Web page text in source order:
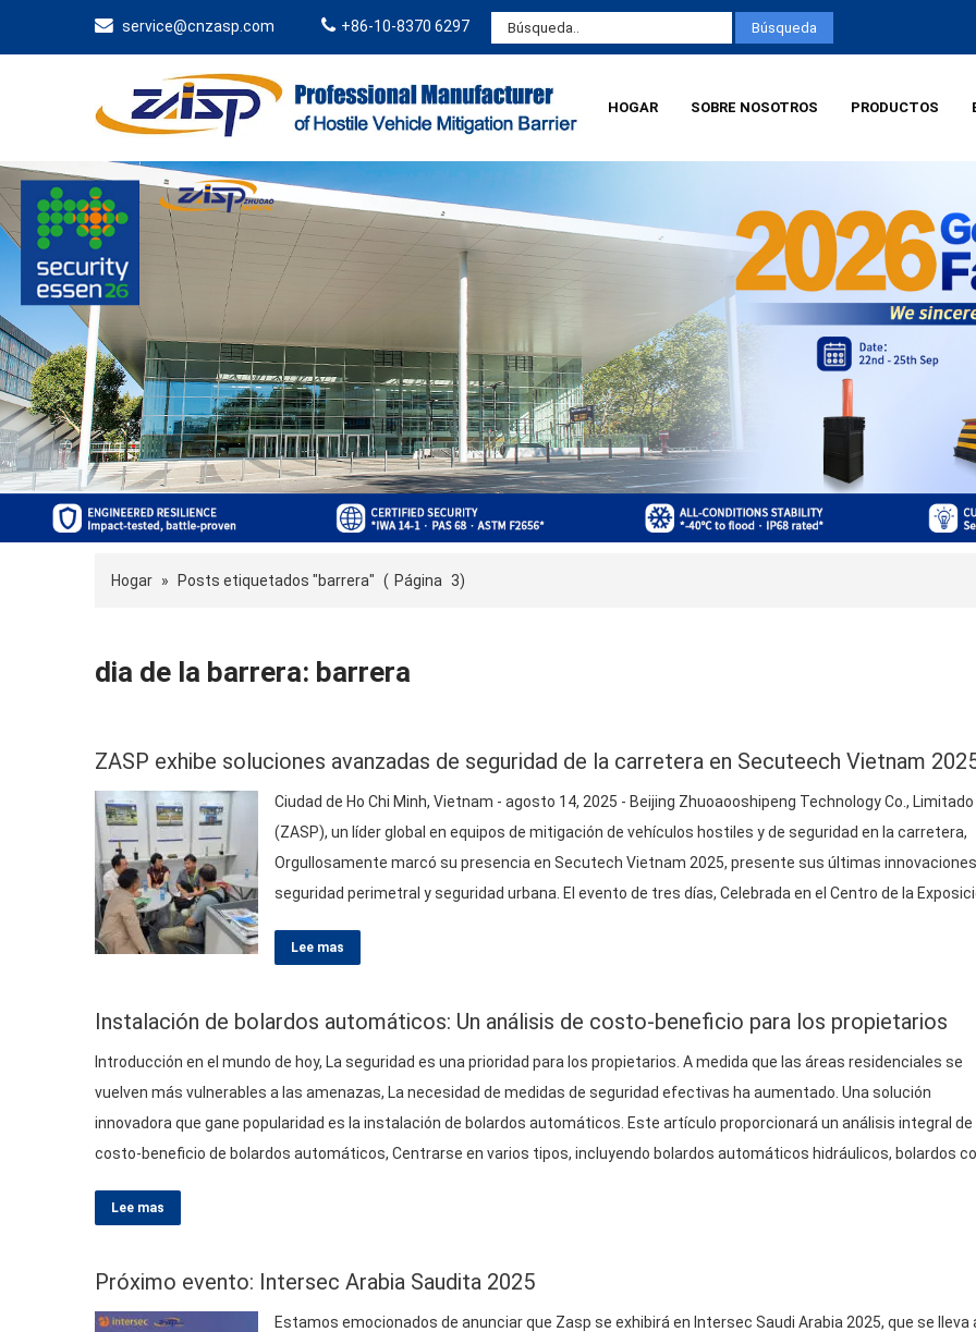
service@cnzasp.com +86-10-8370 6297
HOGAR SOBRE NOSOTROS PRODUCTOS
Hogar » Posts etiquetados "barrera" ( Página 3)
dia de la barrera: barrera
ZASP exhibe soluciones avanzadas de seguridad de la carretera en Secuteech Vietnam
Ciudad de Ho Chi Minh, Vietnam - agosto 14, 2025 - Beijing Zhuoaooshipeng Technology Co., Limitado
(ZASP), un líder global en equipos de mitigación de vehículos hostiles y de seguridad en la carretera,
Orgullosamente marcó su presencia en Secutech Vietnam 2025, presente sus últimas
seguridad perimetral y seguridad urbana. El evento de tres días, Celebrada en el Centro de la
Lee mas
Instalación de bolardos automáticos: Un análisis de costo-beneficio para los propietarios
Introducción en el mundo de hoy, La seguridad es una prioridad para los propietarios. A medida que las áreas residenciales se
vuelven más vulnerables a las amenazas, La necesidad de medidas de seguridad efectivas ha aumentado. Una solución
innovadora que gane popularidad es la instalación de bolardos automáticos. Este artículo proporcionará un análisis integral de
costo-beneficio de bolardos automáticos, Centrarse en varios tipos, incluyendo bolardos automáticos hidráulicos, bolardos
Lee mas
Próximo evento: Intersec Arabia Saudita 2025
Estamos emocionados de anunciar que Zasp se exhibirá en Intersec Saudi Arabia 2025, que se lleva